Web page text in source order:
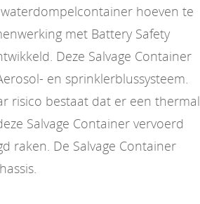
hoeven te
met Battery Safety
Deze Salvage Container
en sprinklerblussysteem.
risico bestaat dat er een thermal
Salvage Container vervoerd
raken. De Salvage Container